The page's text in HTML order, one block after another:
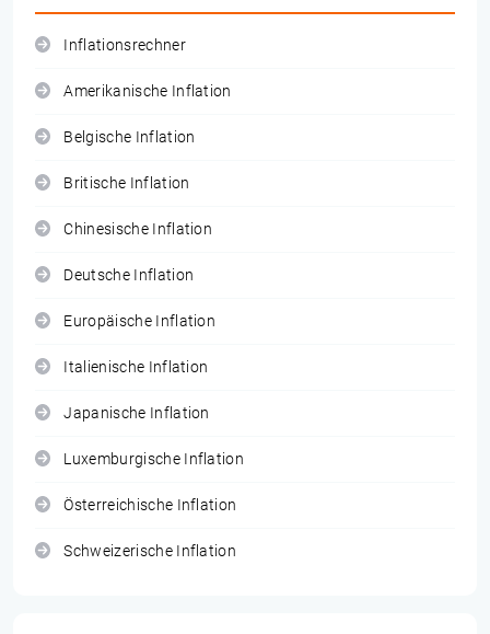
Inflationsrechner
Amerikanische Inflation
Belgische Inflation
Britische Inflation
Chinesische Inflation
Deutsche Inflation
Europäische Inflation
Italienische Inflation
Japanische Inflation
Luxemburgische Inflation
Österreichische Inflation
Schweizerische Inflation